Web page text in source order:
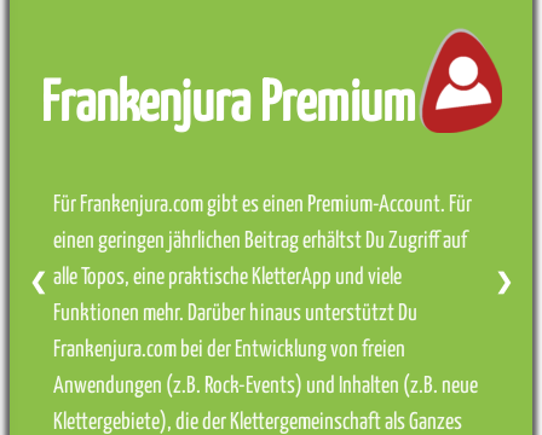
Frankenjura Premium
Für Frankenjura.com gibt es einen Premium-Account. Für
einen geringen jährlichen Beitrag erhältst Du Zugriff auf
alle Topos, eine praktische KletterApp und viele
Funktionen mehr. Darüber hinaus unterstützt Du
Frankenjura.com bei der Entwicklung von freien
Anwendungen (z.B. Rock-Events) und Inhalten (z.B. neue
Klettergebiete), die der Klettergemeinschaft als Ganzes
❮ ❯